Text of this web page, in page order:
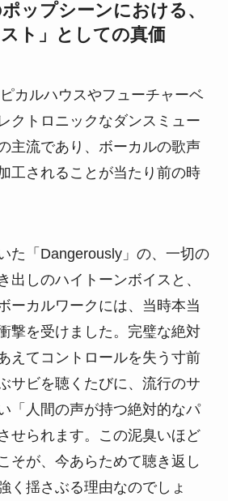
ップシーンにおける、
ト」としての真価
カルハウスやフューチャーベ
クトロニックなダンスミュー
主流であり、ボーカルの歌声
工されることが当たり前の時
た「Dangerously」の、一切の
出しのハイトーンボイスと、
ーカルワークには、当時本当
撃を受けました。完璧な絶対
えてコントロールを失う寸前
サビを聴くたびに、流行のサ
「人間の声が持つ絶対的なパ
せられます。この泥臭いほど
そが、今あらためて聴き返し
く揺さぶる理由なのでしょ